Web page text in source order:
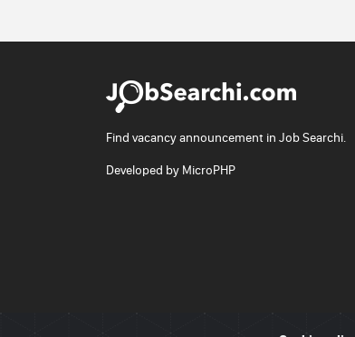
Find vacancy announcement in Job Searchi.
Developed by MicroPHP